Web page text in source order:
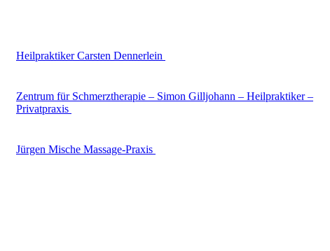
Heilpraktiker Carsten Dennerlein
Zentrum für Schmerztherapie – Simon Gilljohann – Heilpraktiker –
Privatpraxis
Jürgen Mische Massage-Praxis